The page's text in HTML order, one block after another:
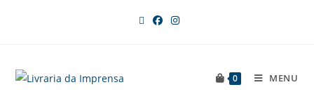
0 MENU